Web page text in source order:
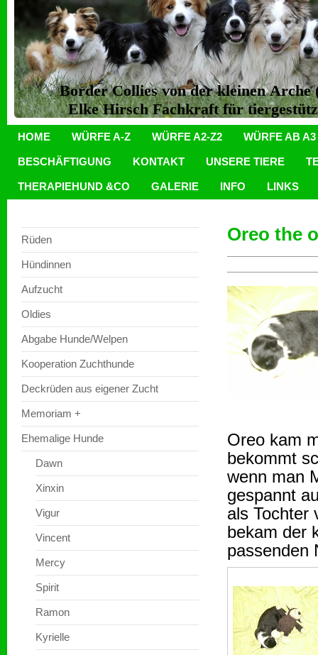
Border Collies von der kleinen
Elke Hirsch Fachkraft für
HOME WÜRFE A-Z WÜRFE A2-Z2 WÜRFE AB A3
BESCHÄFTIGUNG KONTAKT UNSERE TIERE
THERAPIEHUND &CO GALERIE INFO LINKS
Rüden
Hündinnen
Aufzucht
Oldies
Abgabe Hunde/Welpen
Kooperation Zuchthunde
Deckrüden aus eigener Zucht
Memoriam +
Ehemalige Hunde
Dawn
Xinxin
Vigur
Vincent
Mercy
Spirit
Ramon
Kyrielle
Oreo the
Oreo kam
bekommt
wenn man
gespannt
als Tochter
bekam der
passenden